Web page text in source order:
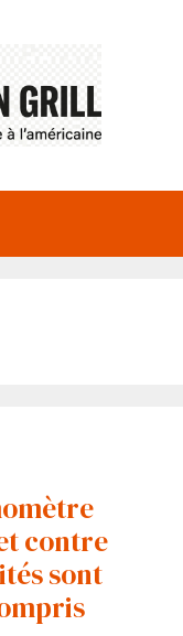
contre
sont